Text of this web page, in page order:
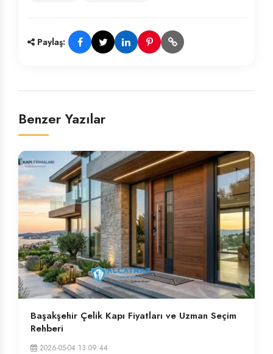
Paylaş:
Benzer Yazılar
Başakşehir Çelik Kapı Fiyatları ve Uzman Seçim
Rehberi
2026-05-04 13:09:44